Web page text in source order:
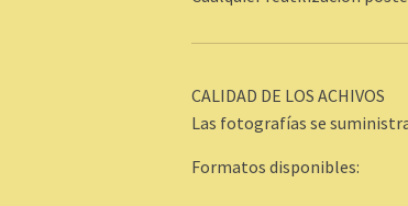
CALIDAD DE LOS ACHIVOS
Las fotografías se
Formatos disponibles: